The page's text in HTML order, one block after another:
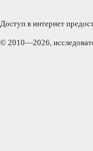
Доступ в интернет
© 2010—2026,